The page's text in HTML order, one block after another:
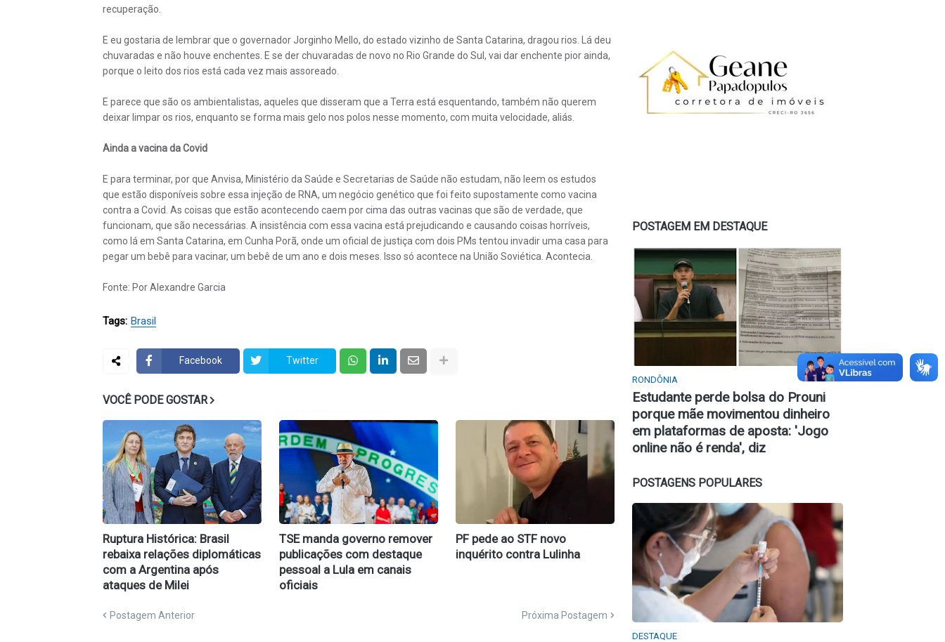
recuperação.
E eu gostaria de lembrar que o governador Jorginho Mello, do estado vizinho de Santa Catarina, dragou rios. Lá deu
chuvaradas e não houve enchentes. E se der chuvaradas de novo no Rio Grande do Sul, vai dar enchente pior ainda,
porque o leito dos rios está cada vez mais assoreado.
E parece que são os ambientalistas, aqueles que disseram que a Terra está esquentando, também não querem
deixar limpar os rios, enquanto se forma mais gelo nos polos nesse momento, com muita velocidade, aliás.
Ainda a vacina da Covid
E para terminar, por que Anvisa, Ministério da Saúde e Secretarias de Saúde não estudam, não leem os estudos
que estão disponíveis sobre essa injeção de RNA, um negócio genético que foi feito supostamente como vacina
contra a Covid. As coisas que estão acontecendo caem por cima das outras vacinas que são de verdade, que
funcionam, que são necessárias. A insistência com essa vacina está prejudicando e causando coisas horríveis,
como lá em Santa Catarina, em Cunha Porã, onde um oficial de justiça com dois PMs tentou invadir uma casa para
pegar um bebê para vacinar, um bebê de um ano e dois meses. Isso só acontece na União Soviética. Acontecia.
Fonte: Por Alexandre Garcia
Tags: Brasil
Facebook Twitter
VOCÊ PODE GOSTAR
Ruptura Histórica: Brasil
rebaixa relações diplomáticas
com a Argentina após
ataques de Milei
TSE manda governo remover
publicações com destaque
pessoal a Lula em canais
oficiais
PF pede ao STF novo
inquérito contra Lulinha
Postagem Anterior Próxima Postagem
POSTAGEM EM DESTAQUE
RONDÔNIA
Estudante perde bolsa do Prouni
porque mãe movimentou dinheiro
em plataformas de aposta: 'Jogo
online não é renda', diz
POSTAGENS POPULARES
DESTAQUE